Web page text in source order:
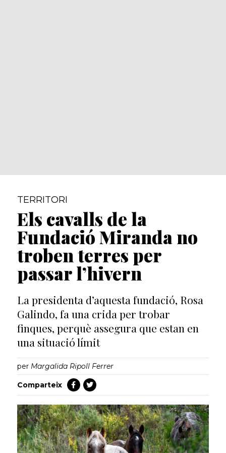
TERRITORI
Els cavalls de la
Fundació Miranda no
troben terres per
passar l’hivern
La presidenta d’aquesta fundació, Rosa
Galindo, fa una crida per trobar
finques, perquè assegura que estan en
una situació límit
per Margalida Ripoll Ferrer
Comparteix